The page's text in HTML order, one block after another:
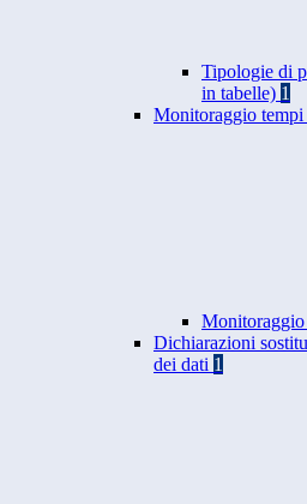
Tipologie di
in tabelle) 1
Monitoraggio tempi
Dichiarazioni
dei dati 1